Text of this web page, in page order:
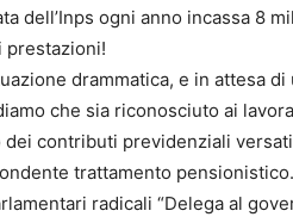
dell’Inps ogni anno incassa 8
prestazioni!
drammatica, e in attesa
che sia riconosciuto ai
contributi previdenziali
trattamento
radicali “Delega al